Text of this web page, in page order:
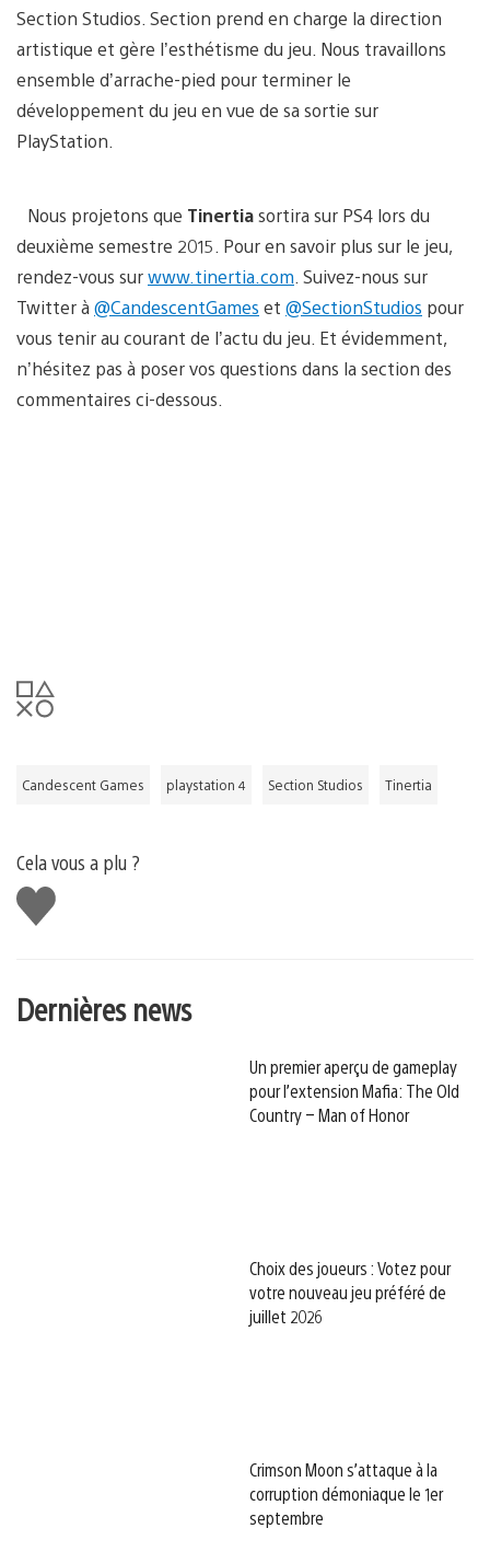
Section Studios. Section prend en charge la direction
artistique et gère l’esthétisme du jeu. Nous travaillons
ensemble d’arrache-pied pour terminer le
développement du jeu en vue de sa sortie sur
PlayStation.
Nous projetons que Tinertiasortira sur PS4 lors du
deuxième semestre 2015. Pour en savoir plus sur le jeu,
rendez-vous surwww.tinertia.com . Suivez-nous sur
Twitter à @CandescentGames et @SectionStudios pour
vous tenir au courant de l’actu du jeu. Et évidemment,
n’hésitez pas à poser vos questions dans la section des
commentaires ci-dessous.
Candescent Games playstation 4 Section Studios Tinertia
Cela vous a plu ?
J'aime
Dernières news
Un premier aperçu de gameplay
pour l’extension Mafia: The Old
Country – Man of Honor
Choix des joueurs : Votez pour
votre nouveau jeu préféré de
juillet 2026
Crimson Moon s’attaque à la
corruption démoniaque le 1er
septembre